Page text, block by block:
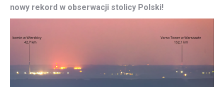
nowy rekord w obserwacji stolicy Polski!